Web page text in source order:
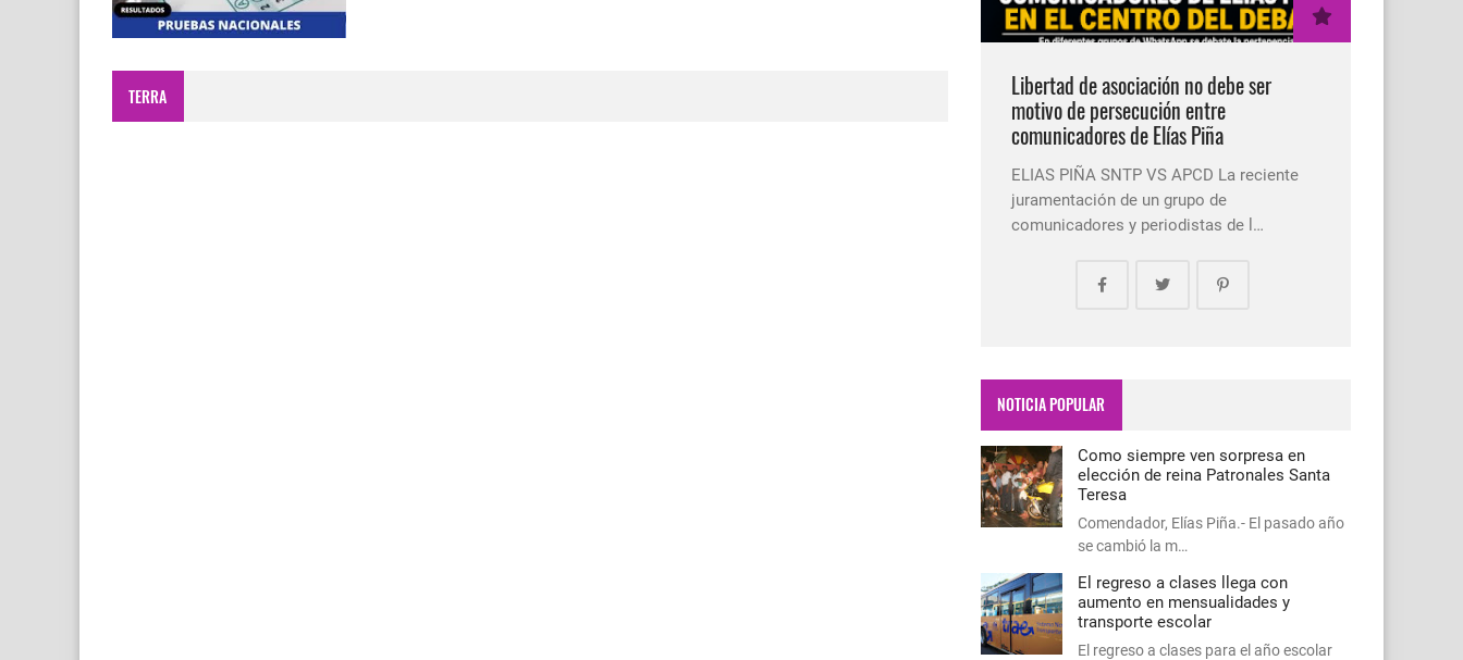
TERRA Libertad de asociación no debe ser
motivo de persecución entre
comunicadores de Elías Piña
ELIAS PIÑA SNTP VS APCD La reciente
juramentación de un grupo de
comunicadores y periodistas de l…
NOTICIA POPULAR
Como siempre ven sorpresa en
elección de reina Patronales Santa
Teresa
Comendador, Elías Piña.- El pasado año
se cambió la m…
El regreso a clases llega con
aumento en mensualidades y
transporte escolar
El regreso a clases para el año escolar